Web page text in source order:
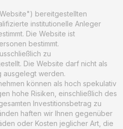
bereitgestellten
institutionelle Anleger
Die Website ist
bestimmt.
zu
Die Website darf nicht als
ausgelegt werden.
können als hoch spekulativ
hohe Risiken, einschließlich des
Investitionsbetrag zu
haften wir Ihnen gegenüber
oder Kosten jeglicher Art, die